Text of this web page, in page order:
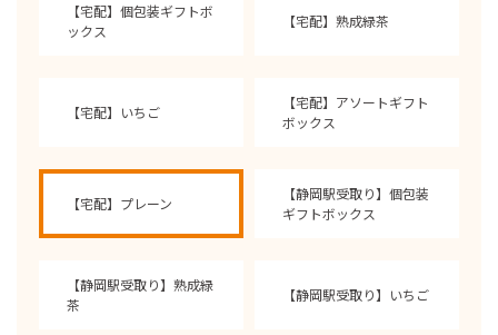
【宅配】個包装ギフトボ
ックス
【宅配】熟成緑茶
【宅配】いちご
【宅配】アソートギフト
ボックス
【宅配】プレーン
【静岡駅受取り】個包装
ギフトボックス
【静岡駅受取り】熟成緑
茶
【静岡駅受取り】いちご